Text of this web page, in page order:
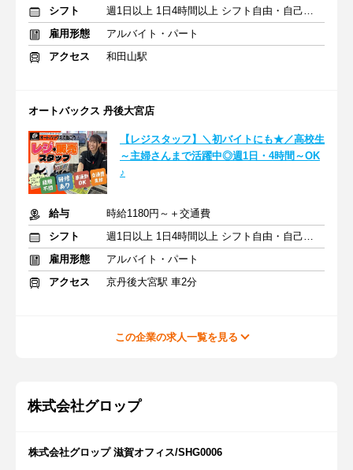
シフト
週1日以上 1日4時間以上 シフト自由・自己申告
雇用形態
アルバイト・パート
アクセス
和田山駅
オートバックス 丹後大宮店
【レジスタッフ】＼初バイトにも★／高校生
～主婦さんまで活躍中◎週1日・4時間～OK
♪
給与
時給1180円～＋交通費
シフト
週1日以上 1日4時間以上 シフト自由・自己申告
雇用形態
アルバイト・パート
アクセス
京丹後大宮駅 車2分
この企業の求人一覧を見る
株式会社グロップ
株式会社グロップ 滋賀オフィス/SHG0006